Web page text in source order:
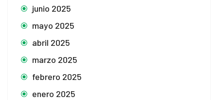
junio 2025
mayo 2025
abril 2025
marzo 2025
febrero 2025
enero 2025